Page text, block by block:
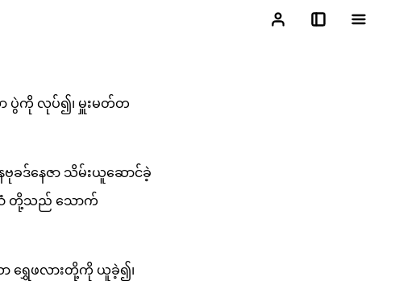
ာ ပွဲကို လုပ်၍၊ မှူးမတ်တ
ခဒ်နေဇာ သိမ်းယူဆောင်ခဲ့
မိဿံ တို့သည် သောက်
ရွှေဖလားတို့ကို ယူခဲ့၍၊